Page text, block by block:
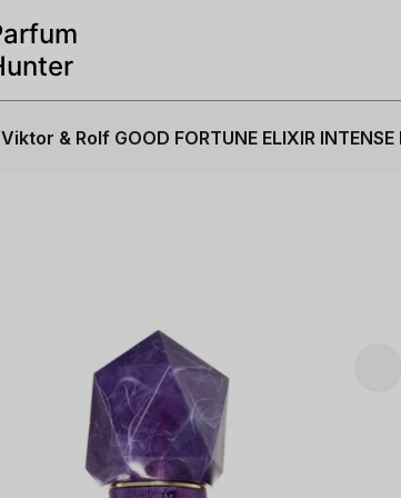
Viktor & Rolf GOOD FORTUNE ELIXIR